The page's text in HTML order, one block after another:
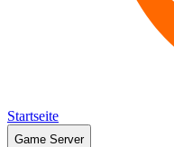
Startseite
Game Server